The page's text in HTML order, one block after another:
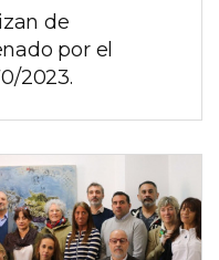
de
por el
2023.